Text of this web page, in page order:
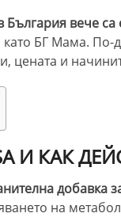
вече
БГ Мама.
цената и
И КАК
добавка
на